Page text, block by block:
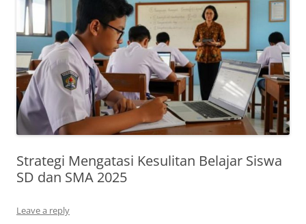
Strategi Mengatasi Kesulitan Belajar Siswa
SD dan SMA 2025
Leave a reply